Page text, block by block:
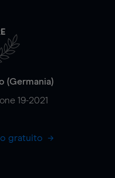
(Germania)
19-2021
gratuito